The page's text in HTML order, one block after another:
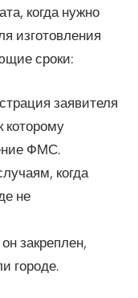
когда нужно
изготовления
сроки:
заявителя
которому
ФМС.
когда
не
закреплен,
городе.